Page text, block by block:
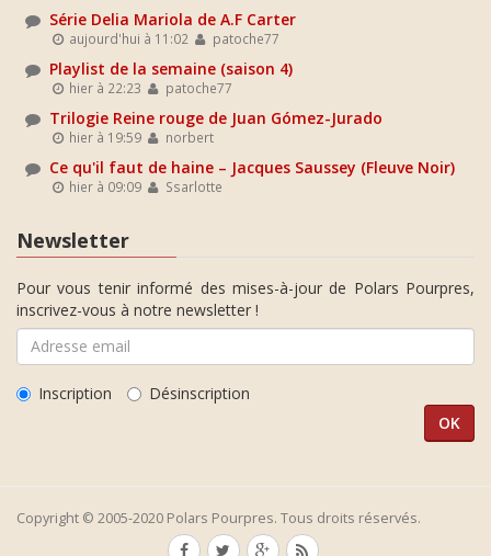
Série Delia Mariola de A.F Carter
aujourd'hui à 11:02 patoche77
Playlist de la semaine (saison 4)
hier à 22:23 patoche77
Trilogie Reine rouge de Juan Gómez-Jurado
hier à 19:59 norbert
Ce qu'il faut de haine – Jacques Saussey (Fleuve Noir)
hier à 09:09 Ssarlotte
Newsletter
Pour vous tenir informé des mises-à-jour de Polars Pourpres,
inscrivez-vous à notre newsletter !
Inscription Désinscription
Copyright © 2005-2020 Polars Pourpres. Tous droits réservés.